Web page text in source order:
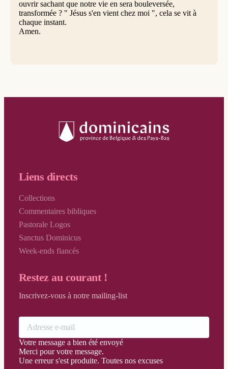
ouvrir sachant que notre vie en sera bouleversée,
transformée ? " Jésus s'en vient chez moi ", cela se vit à
chaque instant.
Amen.
Liens directs
Collections
Commentaires bibliques
Pastorale Logos
Sanctus Dominicus
Week-ends fiancés
Restez au courant !
Inscrivez-vous à notre mailing-list
Votre message a bien été envoyé
Merci pour votre message.
Une erreur s'est produite. Toutes nos excuses